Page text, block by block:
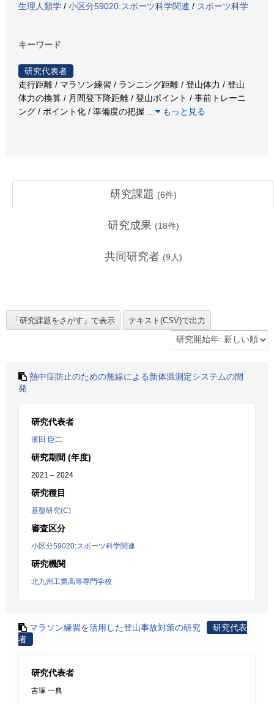
生理人類学 / 小区分59020:スポーツ科学関連 / スポーツ科学
キーワード
研究代表者
走行距離 / マラソン練習 / ランニング距離 / 登山体力 / 登山
体力の換算 / 月間登下降距離 / 登山ポイント / 事前トレーニ
ング / ポイント化 / 準備度の把握
もっと見る
研究課題 (6件)
研究成果 (18件)
共同研究者 (9 人)
熱中症防止のための無線による新体温測定システムの開
発
研究代表者
濱田 臣二
研究期間 (年度)
2021 – 2024
研究種目
基盤研究(C)
審査区分
小区分59020:スポーツ科学関連
研究機関
北九州工業高等専門学校
マラソン練習を活用した登山事故対策の研究
研究代表
者
研究代表者
吉塚 一典